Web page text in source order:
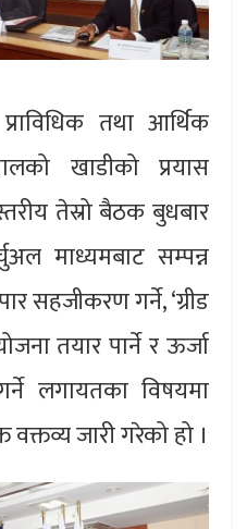
तथा आर्थिक
खाडीको प्रयास
तेस्रो बैठक बुधबार
माध्यमबाट सम्पन्न
सहजीकरण गर्ने, ‘ग्रीड
तयार पार्ने र ऊर्जा
लगायतका विषयमा
जारी गरेको हो ।